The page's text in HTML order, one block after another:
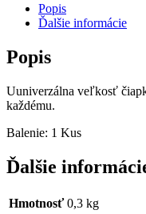
Popis
Ďalšie informácie
Popis
Uuniverzálna veľkosť
každému.
Balenie: 1 Kus
Ďalšie
Hmotnosť 0,3 kg